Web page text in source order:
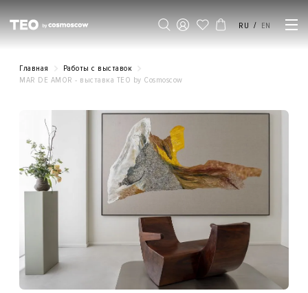
RU / EN
Главная
Работы с выставок
MAR DE AMOR - выставка ТЕO by Cosmoscow